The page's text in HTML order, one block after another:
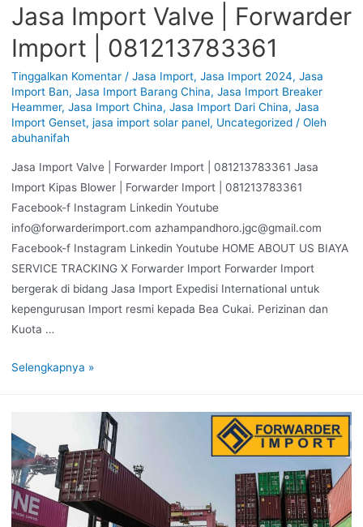
Jasa Import Valve | Forwarder
Import | 081213783361
Tinggalkan Komentar / Jasa Import, Jasa Import 2024, Jasa
Import Ban, Jasa Import Barang China, Jasa Import Breaker
Heammer, Jasa Import China, Jasa Import Dari China, Jasa
Import Genset, jasa import solar panel, Uncategorized/ Oleh
abuhanifah
Jasa Import Valve | Forwarder Import | 081213783361 Jasa
Import Kipas Blower | Forwarder Import | 081213783361
Facebook-f Instagram Linkedin Youtube
info@forwarderimport.com azhampandhoro.jgc@gmail.com
Facebook-f Instagram Linkedin Youtube HOME ABOUT US BIAYA
SERVICE TRACKING X Forwarder Import Forwarder Import
bergerak di bidang Jasa Import Expedisi International untuk
kepengurusan Import resmi kepada Bea Cukai. Perizinan dan
Kuota …
Selengkapnya »